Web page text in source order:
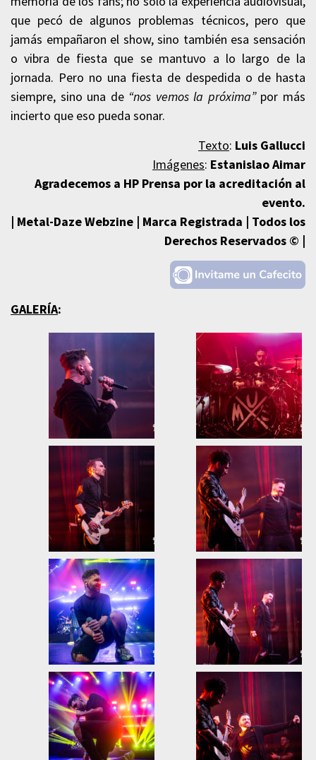
que pecó de algunos problemas técnicos, pero que
jamás empañaron el show, sino también esa sensación
o vibra de fiesta que se mantuvo a lo largo de la
jornada. Pero no una fiesta de despedida o de hasta
siempre, sino una de “nos vemos la próxima”por más
incierto que eso pueda sonar.
Texto: Luis Gallucci
Imágenes: Estanislao Aimar
Agradecemos a HP Prensa por la acreditación al
evento.
| Metal-Daze Webzine | Marca Registrada | Todos los
Derechos Reservados © |
GALERÍA: